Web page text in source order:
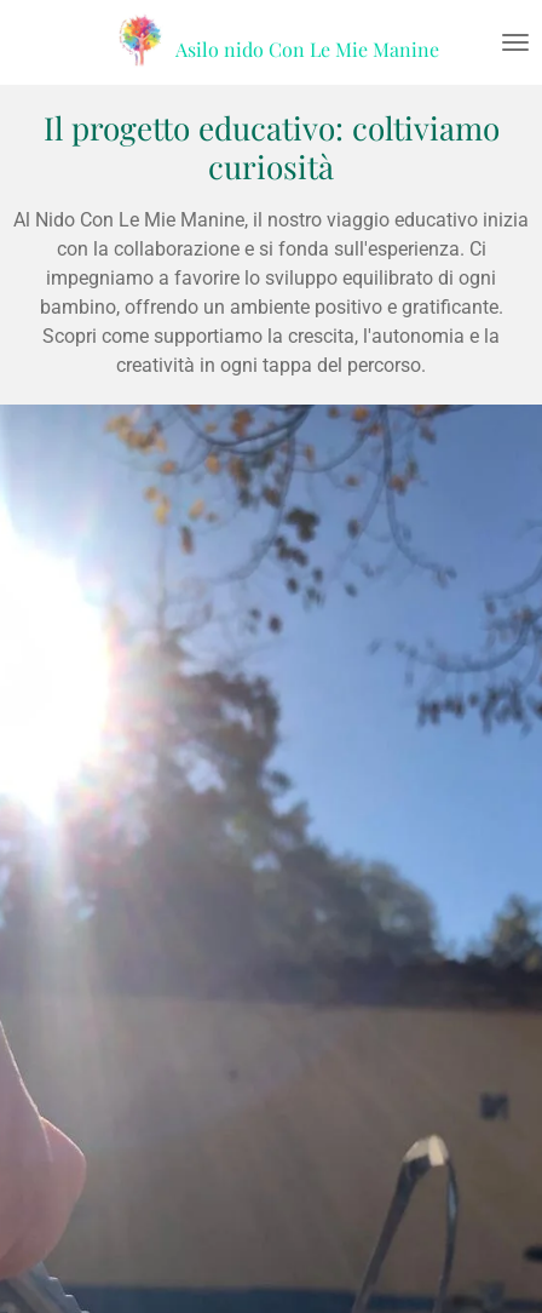
principale
Asilo nido Con Le Mie Manine
Il progetto educativo: coltiviamo
curiosità
Al Nido Con Le Mie Manine, il nostro viaggio educativo inizia
con la collaborazione e si fonda sull'esperienza. Ci
impegniamo a favorire lo sviluppo equilibrato di ogni
bambino, offrendo un ambiente positivo e gratificante.
Scopri come supportiamo la crescita, l'autonomia e la
creatività in ogni tappa del percorso.